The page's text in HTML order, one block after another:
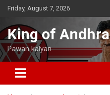
Skip
content
Friday, August 7, 2026
King of Andhra
Pawan kalyan